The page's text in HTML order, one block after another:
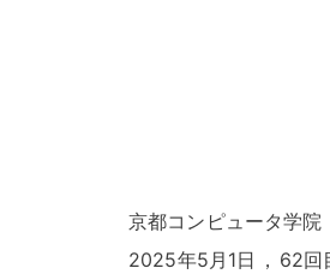
京都コンピュータ学院
2025年5月1日 ， 62回